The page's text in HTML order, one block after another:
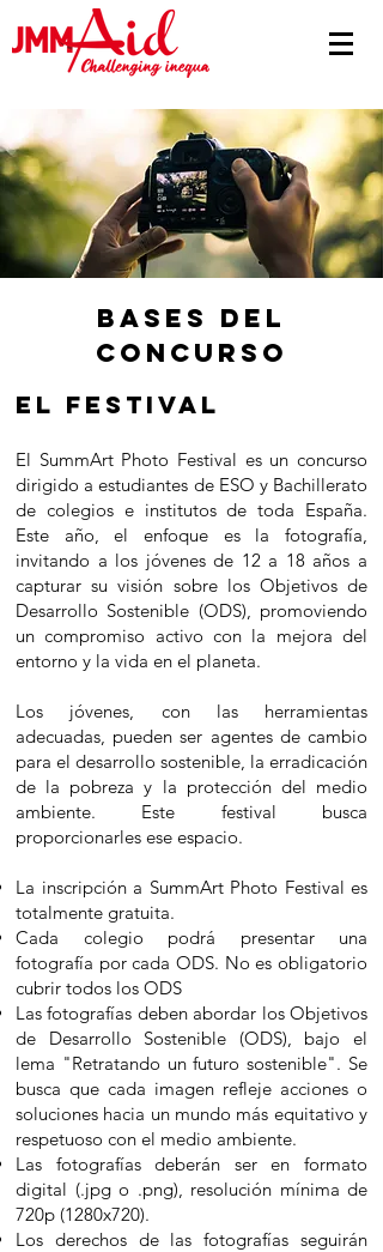
bASES DEL
CONCURSO
el festival
El SummArt Photo Festival es un concurso
dirigido a estudiantes de ESO y Bachillerato
de colegios e institutos de toda España.
Este año, el enfoque es la fotografía,
invitando a los jóvenes de 12 a 18 años a
capturar su visión sobre los Objetivos de
Desarrollo Sostenible (ODS), promoviendo
un compromiso activo con la mejora del
entorno y la vida en el planeta.
Los jóvenes, con las herramientas
adecuadas, pueden ser agentes de cambio
para el desarrollo sostenible, la erradicación
de la pobreza y la protección del medio
ambiente. Este festival busca
proporcionarles ese espacio.
La inscripción a SummArt Photo Festival es
totalmente gratuita.
Cada colegio podrá presentar una
fotografía por cada ODS. No es obligatorio
cubrir todos los ODS​
Las fotografías deben abordar los Objetivos
de Desarrollo Sostenible (ODS), bajo el
lema "Retratando un futuro sostenible". Se
busca que cada imagen refleje acciones o
soluciones hacia un mundo más equitativo y
respetuoso con el medio ambiente.
Las fotografías deberán ser en formato
digital (.jpg o .png), resolución mínima de
720p (1280x720).
Los derechos de las fotografías seguirán